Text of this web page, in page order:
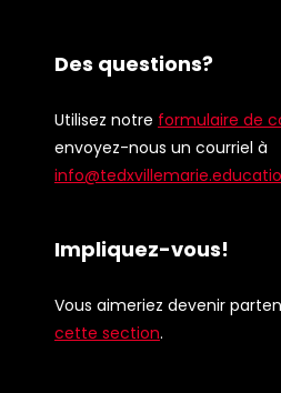
Des questions?
Utilisez notre formulaire de
envoyez-nous un courriel à
Impliquez-vous!
Vous aimeriez devenir
cette section.